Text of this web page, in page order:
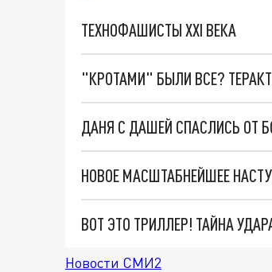
ТЕХНОФАШИСТЫ XXI ВЕКА
"КРОТАМИ" БЫЛИ ВСЕ?
ДАНЯ С ДАШЕЙ СПАСЛИСЬ ОТ
ВОТ ЭТО ТРИЛЛЕР! ТАЙНА
Новости СМИ2